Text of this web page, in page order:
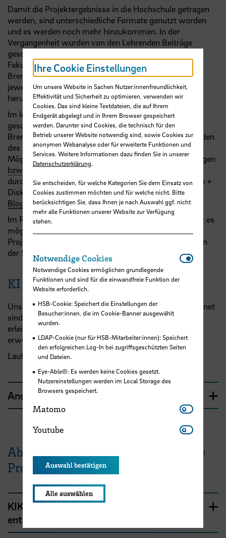
Damit die Projektergebnisse in die Hochschule getragen
werden, sind unterschiedliche Formate genutzt worden
und es werden noch mehr hinzukommen. In der
Vergangenheit wurden von den Lehrenden Beiträge
geschrieben, die im Rahmen der Schriftenreihe der
Fakultät Wirtschaftswissenschaften der Hochschule
Bremen veröffentlicht wurden. Die Berichte können
jeweils bei den abgeschlossenen Projekten
heruntergeladen werden.
Im letzten Projekt wurdenbzw.werdenBlogbeiträge
geschrieben, die über die Homepage der Hochschule
Bremen veröffentlicht werden. Die Projektteilnehmenden
des nun beginnenden Projektes haben entweder die
Möglichkeit eine Vorstellung der praktischen Erfahrungen
bzw.
der Ergebnisse im Rahmen einer Coffee-Lecture
durchführen (15 Min. Vortrag zuzüglich. 15 Min. Fragen +
Diskussion – online zur Mittagszeit) oder einen
Blogbeitragdazu schreiben.
Im Rahmen des
ist es
möglich, die Teilnahme an einem mediendidaktischen
Projekt inklusiver einer Abschlussleistung mit 80 AE in
der Stufe 3 anrechnen zu lassen.
KI + Mathematik
Unser Projektziel ist auszuprobieren, ob KI-Tools geeignet
sind, Studierenden den Zugang zur Mathematik zu
erleichtern und die mathematischen Kompetenzen zu
erweitern.
Laufzeit: 10/2025 - 10/2026
Ansprechpartner:innen
Abgeschlossene mediendidaktische
Projekte
KIKo - Fachspezifische KI-Kompetenzen
entwickeln
Ihre Cookie Einstellungen
Um unsere Website in Sachen Nutzer:innenfreundlichkeit,
Effektivität und Sicherheit zu optimieren, verwenden wir
Cookies. Das sind kleine Textdateien, die auf Ihrem
Endgerät abgelegt und in Ihrem Browser gespeichert
werden. Darunter sind Cookies, die technisch für den
Betrieb unserer Website notwendig sind, sowie Cookies zur
anonymen Webanalyse oder für erweiterte Funktionen und
Services. Weitere Informationen dazu finden Sie in unserer
Datenschutzerklärung.
Sie entscheiden, für welche Kategorien Sie dem Einsatz von
Cookies zustimmen möchten und für welche nicht. Bitte
berücksichtigen Sie, dass Ihnen je nach Auswahl ggf. nicht
mehr alle Funktionen unserer Website zur Verfügung
stehen.
Notwendige Cookies
Notwendige Cookies ermöglichen grundlegende
Funktionen und sind für die einwandfreie Funktion der
Website erforderlich.
HSB-Cookie: Speichert die Einstellungen der
Besucher:innen, die im Cookie-Banner ausgewählt
wurden.
LDAP-Cookie (nur für HSB-Mitarbeiter:innen): Speichert
den erfolgreichen Log-In bei zugriffsgeschützten Seiten
und Dateien.
Eye-Able®: Es werden keine Cookies gesetzt.
Nutzereinstellungen werden im Local Storage des
Browsers gespeichert.
Matomo Matomo
Youtube Youtube
Auswahl bestätigen
Alle auswählen